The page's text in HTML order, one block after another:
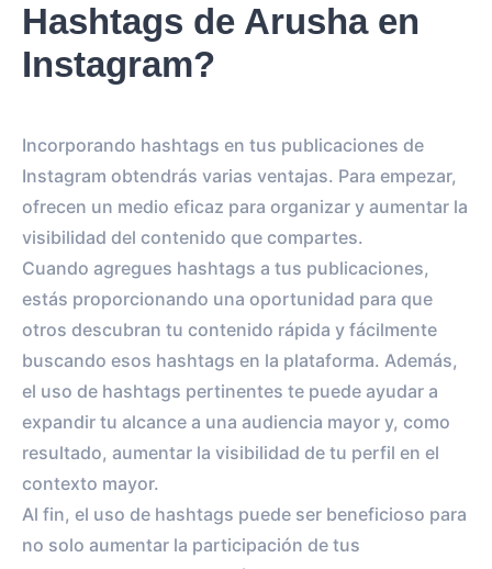
Hashtags de Arusha en
Instagram?
Incorporando hashtags en tus publicaciones de
Instagram obtendrás varias ventajas. Para empezar,
ofrecen un medio eficaz para organizar y aumentar la
visibilidad del contenido que compartes.
Cuando agregues hashtags a tus publicaciones,
estás proporcionando una oportunidad para que
otros descubran tu contenido rápida y fácilmente
buscando esos hashtags en la plataforma. Además,
el uso de hashtags pertinentes te puede ayudar a
expandir tu alcance a una audiencia mayor y, como
resultado, aumentar la visibilidad de tu perfil en el
contexto mayor.
Al fin, el uso de hashtags puede ser beneficioso para
no solo aumentar la participación de tus